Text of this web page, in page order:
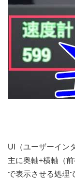
UI（ユーザーイン
主に奥軸+横軸（
で表示させる処理